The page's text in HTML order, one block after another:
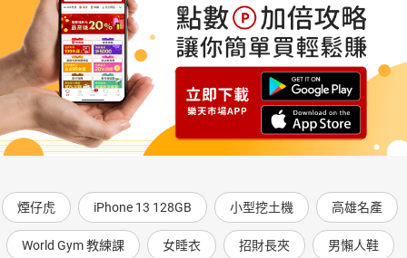
煙仔虎 iPhone 13 128GB 小型挖土機 高雄名產
World Gym 教練課 女睡衣 招財長夾 男懶人鞋